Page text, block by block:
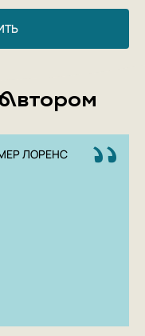
больше, чем звук,
его релевантность
и
ЛОРЕНС